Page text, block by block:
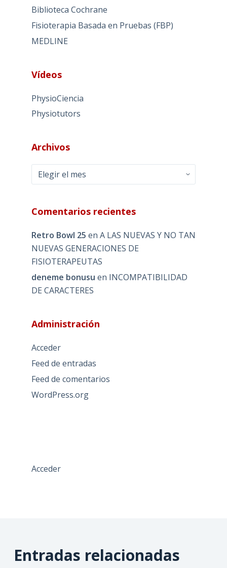
Biblioteca Cochrane
Fisioterapia Basada en Pruebas (FBP)
MEDLINE
Vídeos
PhysioCiencia
Physiotutors
Archivos
Archivos
Comentarios recientes
Retro Bowl 25 en A LAS NUEVAS Y NO TAN
NUEVAS GENERACIONES DE
FISIOTERAPEUTAS
deneme bonusu en INCOMPATIBILIDAD
DE CARACTERES
Administración
Acceder
Feed de entradas
Feed de comentarios
WordPress.org
Acceder
Entradas relacionadas